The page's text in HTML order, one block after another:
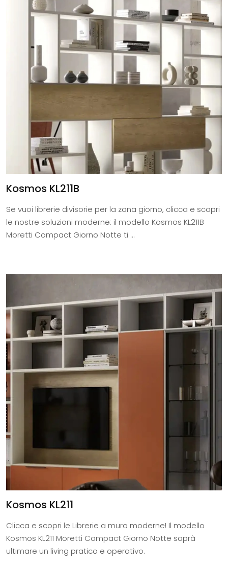
Kosmos KL211B
Se vuoi librerie divisorie per la zona giorno, clicca e scopri
le nostre soluzioni moderne: il modello Kosmos KL211B
Moretti Compact Giorno Notte ti ...
Kosmos KL211
Clicca e scopri le Librerie a muro moderne! Il modello
Kosmos KL211 Moretti Compact Giorno Notte saprà
ultimare un living pratico e operativo.